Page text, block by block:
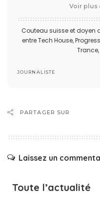
Voir plus
Couteau suisse et doyen
entre Tech House,
Trance,
JOURNALISTE
PARTAGER SUR
Laissez un
Toute l’actualité